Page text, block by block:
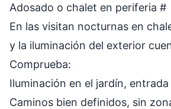
Adosado o chalet en periferia #
En las visitan nocturnas en
y la iluminación del exterior
Comprueba:
Iluminación en el jardín,
Caminos bien definidos, sin